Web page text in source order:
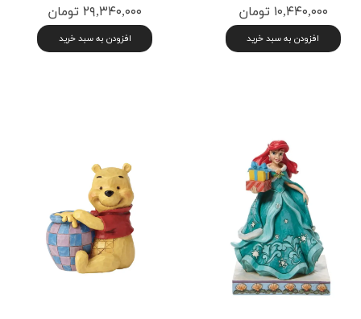
۱۰,۴۴۰,۰۰۰ تومان
افزودن به سبد خرید
۲۹,۳۴۰,۰۰۰ تومان
افزودن به سبد خرید